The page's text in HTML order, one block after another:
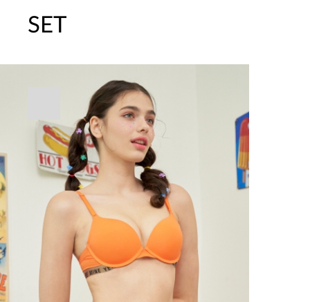
주말특가 20%(8.7~8.9)/5만원 이
[썸머블프] 1만원 할인 쿠폰(8.1~31)
[썸머블프] 2만원 할인 쿠폰(8.1~31)
SET